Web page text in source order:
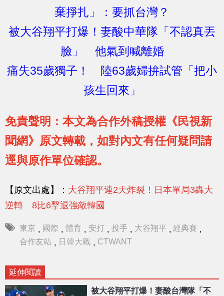
棄掙扎」：要抓台灣？
被大谷翔平打爆！妻酸中華隊「不認真丟
臉」 他氣到喊離婚
痛失35歲獨子！ 陸63歲婦拚試管「把小
孩生回來」
免責聲明：本文為合作外稿授權《民視新
聞網》原文轉載，如對內文有任何疑問請
逕與原作單位確認。
【原文出處】： 大谷翔平連2天炸裂！日本單局3轟大
逆轉 8比6擊退強敵韓國
東京 , 國際 , 體育 , 安打 , 投手 , 大谷翔平 , 經典賽 ,
合作友站 , 日韓大戰 , CTWANT
延伸閱讀
被大谷翔平打爆！妻酸台灣隊「不